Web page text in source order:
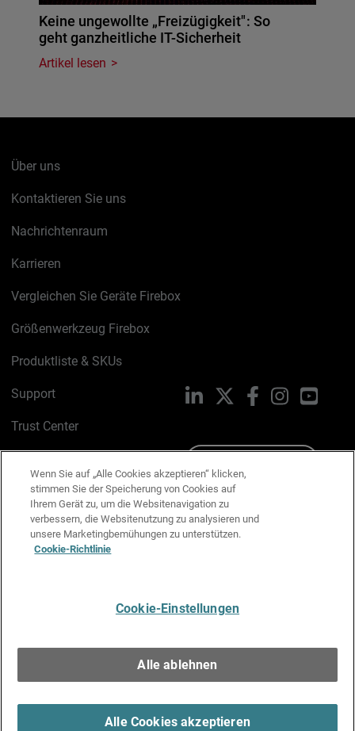
Keine ungewollte „Freizügigkeit": So
geht ganzheitliche IT-Sicherheit
Artikel lesen
Über uns
Kontaktieren Sie uns
Nachrichtenraum
Karrieren
Vergleichen Sie Geräte Firebox
Größenwerkzeug Firebox
Produktliste & SKUs
Support
Trust Center
Cookie-Richtlinie
Datenschutzrichtlinie
Media & Brand Kit
LinkedIn FacebookInstagram
Wenn Sie auf „Alle Cookies akzeptieren“ klicken,
stimmen Sie der Speicherung von Cookies auf
Ihrem Gerät zu, um die Websitenavigation zu
verbessern, die Websitenutzung zu analysieren und
unsere Marketingbemühungen zu unterstützen.
Cookie-Richtlinie
Cookie-Einstellungen
Alle ablehnen
Alle Cookies akzeptieren